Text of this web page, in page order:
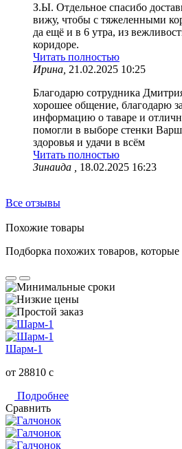
З.Ы. Отдельное спасибо
вижу, чтобы с тяжеленными
да ещё и в 6 утра, из
коридоре.
Читать полностью
Ирина, 21.02.2025 10:25
Благодарю сотрудника
хорошее общение, благодарю
информацию о таваре и
помогли в выборе стенки
здоровья и удачи в всём
Читать полностью
Зинаида ,
18.02.2025 16:23
Все отзывы
Похожие товары
Подборка похожих товаров, которые
Шарм-1
от 28810 c
Подробнее
Сравнить